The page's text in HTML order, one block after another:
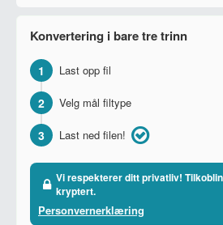
Konvertering i bare tre trinn
1 Last opp fil
2 Velg mål filtype
3 Last ned filen!
Vi respekterer ditt privatliv!
kryptert.
Personvernerklæring